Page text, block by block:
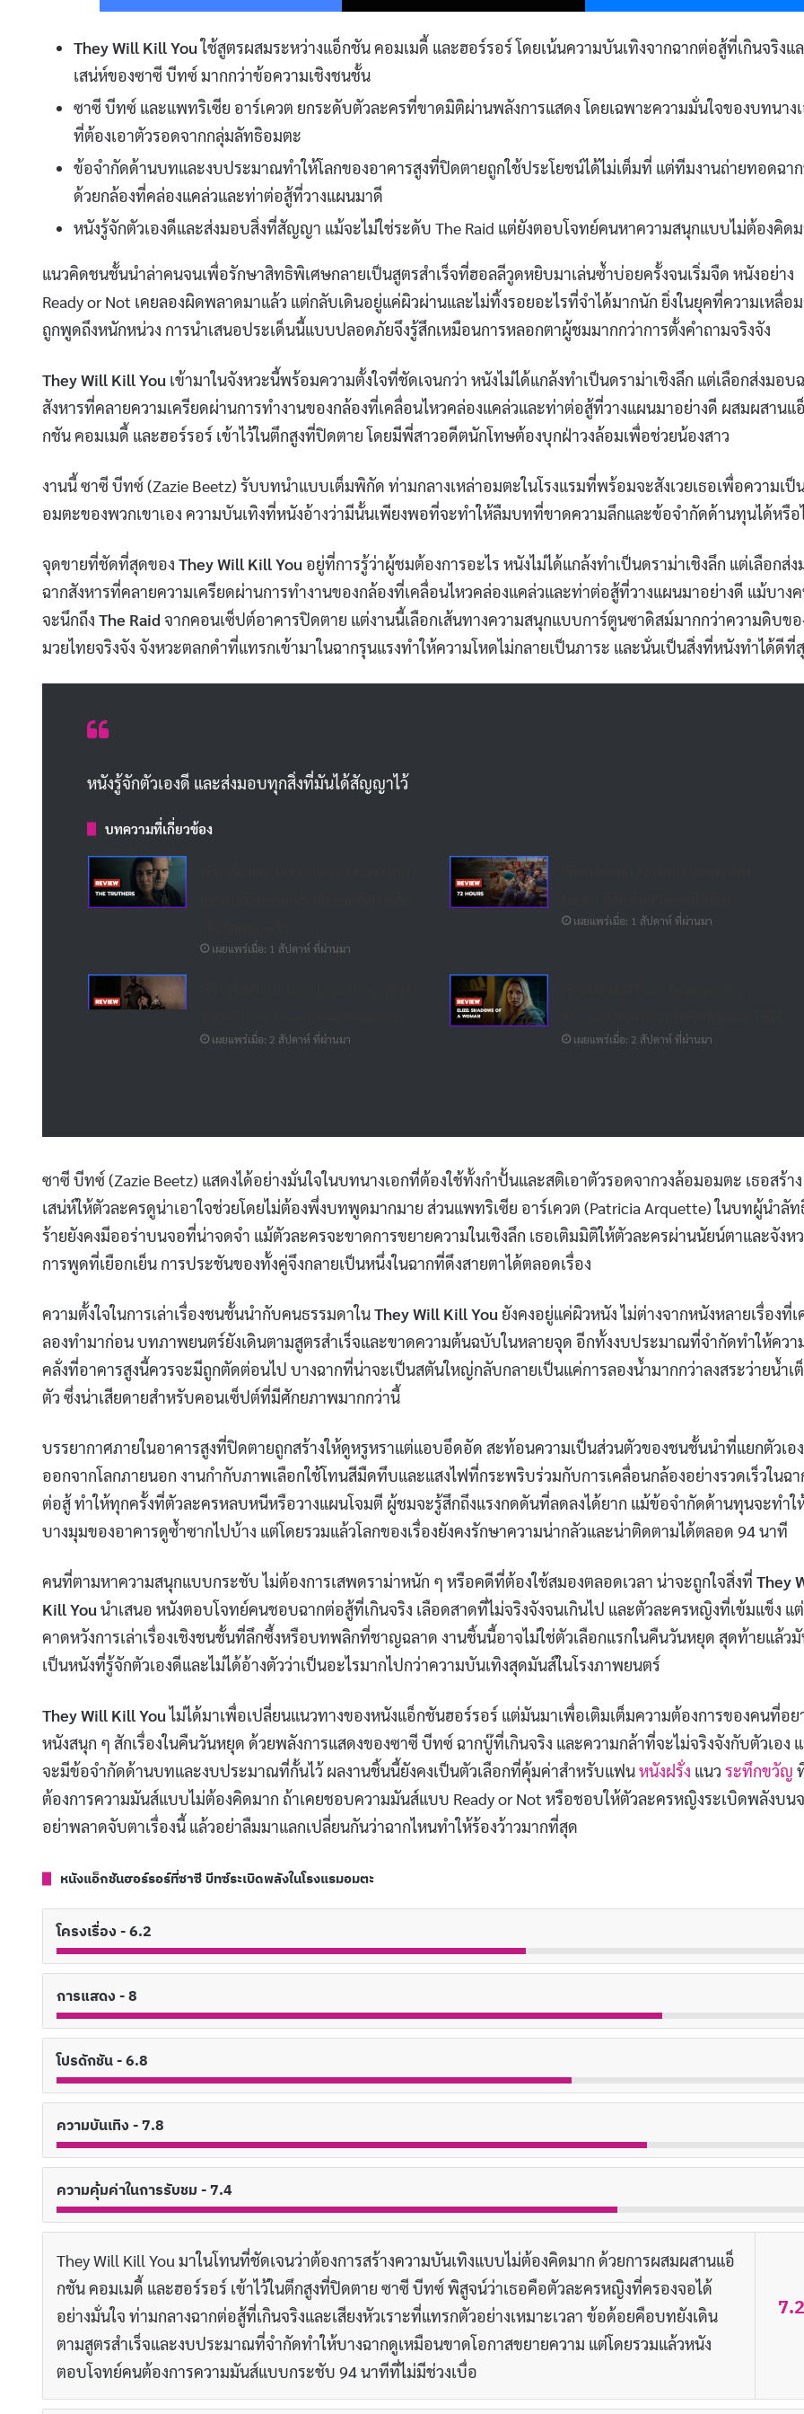
They Will Kill Youใช้สูตรผสมระหว่างแอ็กชัน คอมเมดี้ และฮอร์รอร์ โดยเน้นความบันเทิงจากฉากต่อสู้ที่เกินจริงแ
เสน่ห์ของซาซี บีทซ์ มากกว่าข้อความเชิงชนชั้น
ซาซี บีทซ์ และแพทริเซีย อาร์เควต ยกระดับตัวละครที่ขาดมิติผ่านพลังการแสดง โดยเฉพาะความมั่นใจของบทนาง
ที่ต้องเอาตัวรอดจากกลุ่มลัทธิอมตะ
ข้อจำกัดด้านบทและงบประมาณทำให้โลกของอาคารสูงที่ปิดตายถูกใช้ประโยชน์ได้ไม่เต็มที่ แต่ทีมงานถ่ายทอดฉา
ด้วยกล้องที่คล่องแคล่วและท่าต่อสู้ที่วางแผนมาดี
หนังรู้จักตัวเองดีและส่งมอบสิ่งที่สัญญา แม้จะไม่ใช่ระดับ The Raid แต่ยังตอบโจทย์คนหาความสนุกแบบไม่ต้องคิด
แนวคิดชนชั้นนำล่าคนจนเพื่อรักษาสิทธิพิเศษกลายเป็นสูตรสำเร็จที่ฮอลลีวูดหยิบมาเล่นซ้ำบ่อยครั้งจนเริ่มจืด หนังอย่าง
Ready or Not เคยลองผิดพลาดมาแล้ว แต่กลับเดินอยู่แค่ผิวผ่านและไม่ทิ้งรอยอะไรที่จำได้มากนัก ยิ่งในยุคที่ความเหลื่อ
ถูกพูดถึงหนักหน่วง การนำเสนอประเด็นนี้แบบปลอดภัยจึงรู้สึกเหมือนการหลอกตาผู้ชมมากกว่าการตั้งคำถามจริงจัง
They Will Kill You เข้ามาในจังหวะนี้พร้อมความตั้งใจที่ชัดเจนกว่า หนังไม่ได้แกล้งทำเป็นดราม่าเชิงลึก แต่เลือกส่งมอบ
สังหารที่คลายความเครียดผ่านการทำงานของกล้องที่เคลื่อนไหวคล่องแคล่วและท่าต่อสู้ที่วางแผนมาอย่างดี ผสมผสานแอ็
กชัน คอมเมดี้ และฮอร์รอร์ เข้าไว้ในตึกสูงที่ปิดตาย โดยมีพี่สาวอดีตนักโทษต้องบุกฝ่าวงล้อมเพื่อช่วยน้องสาว
งานนี้ ซาซี บีทซ์ (Zazie Beetz) รับบทนำแบบเต็มพิกัด ท่ามกลางเหล่าอมตะในโรงแรมที่พร้อมจะสังเวยเธอเพื่อความเป็
อมตะของพวกเขาเอง ความบันเทิงที่หนังอ้างว่ามีนั้นเพียงพอที่จะทำให้ลืมบทที่ขาดความลึกและข้อจำกัดด้านทุนได้หรือ
จุดขายที่ชัดที่สุดของ They Will Kill You อยู่ที่การรู้ว่าผู้ชมต้องการอะไร หนังไม่ได้แกล้งทำเป็นดราม่าเชิงลึก แต่เลือกส่
ฉากสังหารที่คลายความเครียดผ่านการทำงานของกล้องที่เคลื่อนไหวคล่องแคล่วและท่าต่อสู้ที่วางแผนมาอย่างดี แม้บาง
จะนึกถึง The Raid จากคอนเซ็ปต์อาคารปิดตาย แต่งานนี้เลือกเส้นทางความสนุกแบบการ์ตูนซาดิสม์มากกว่าความดิบขอ
มวยไทยจริงจัง จังหวะตลกดำที่แทรกเข้ามาในฉากรุนแรงทำให้ความโหดไม่กลายเป็นภาระ และนั่นเป็นสิ่งที่หนังทำได้ดีที่
หนังรู้จักตัวเองดี และส่งมอบทุกสิ่งที่มันได้สัญญาไว้
บทความที่เกี่ยวข้อง
เผยแพร่เมื่อ: 1 สัปดาห์ ที่ผ่านมา
เผยแพร่เมื่อ: 1 สัปดาห์ ที่ผ่านมา
เผยแพร่เมื่อ: 2 สัปดาห์ ที่ผ่านมา เผยแพร่เมื่อ: 2 สัปดาห์ ที่ผ่านมา
ซาซี บีทซ์ (Zazie Beetz) แสดงได้อย่างมั่นใจในบทนางเอกที่ต้องใช้ทั้งกำปั้นและสติเอาตัวรอดจากวงล้อมอมตะ เธอสร้าง
เสน่ห์ให้ตัวละครดูน่าเอาใจช่วยโดยไม่ต้องพึ่งบทพูดมากมาย ส่วนแพทริเซีย อาร์เควต (Patricia Arquette) ในบทผู้นำลัท
ร้ายยังคงมีออร่าบนจอที่น่าจดจำ แม้ตัวละครจะขาดการขยายความในเชิงลึก เธอเติมมิติให้ตัวละครผ่านนัยน์ตาและจังห
การพูดที่เยือกเย็น การประชันของทั้งคู่จึงกลายเป็นหนึ่งในฉากที่ดึงสายตาได้ตลอดเรื่อง
ความตั้งใจในการเล่าเรื่องชนชั้นนำกับคนธรรมดาในThey Will Kill You ยังคงอยู่แค่ผิวหนัง ไม่ต่างจากหนังหลายเรื่องที่เ
ลองทำมาก่อน บทภาพยนตร์ยังเดินตามสูตรสำเร็จและขาดความต้นฉบับในหลายจุด อีกทั้งงบประมาณที่จำกัดทำให้ควา
คลั่งที่อาคารสูงนี้ควรจะมีถูกตัดต่อนไป บางฉากที่น่าจะเป็นสตันใหญ่กลับกลายเป็นแค่การลองน้ำมากกว่าลงสระว่ายน้ำเ
ตัว ซึ่งน่าเสียดายสำหรับคอนเซ็ปต์ที่มีศักยภาพมากกว่านี้
บรรยากาศภายในอาคารสูงที่ปิดตายถูกสร้างให้ดูหรูหราแต่แอบอึดอัด สะท้อนความเป็นส่วนตัวของชนชั้นนำที่แยกตัวเอง
ออกจากโลกภายนอก งานกำกับภาพเลือกใช้โทนสีมืดทึบและแสงไฟที่กระพริบร่วมกับการเคลื่อนกล้องอย่างรวดเร็วในฉา
ต่อสู้ ทำให้ทุกครั้งที่ตัวละครหลบหนีหรือวางแผนโจมตี ผู้ชมจะรู้สึกถึงแรงกดดันที่ลดลงได้ยาก แม้ข้อจำกัดด้านทุนจะทำใ
บางมุมของอาคารดูซ้ำซากไปบ้าง แต่โดยรวมแล้วโลกของเรื่องยังคงรักษาความน่ากลัวและน่าติดตามได้ตลอด 94 นาที
คนที่ตามหาความสนุกแบบกระชับ ไม่ต้องการเสพดราม่าหนัก ๆ หรือคดีที่ต้องใช้สมองตลอดเวลา น่าจะถูกใจสิ่งที่ They
Kill You นำเสนอ หนังตอบโจทย์คนชอบฉากต่อสู้ที่เกินจริง เลือดสาดที่ไม่จริงจังจนเกินไป และตัวละครหญิงที่เข้มแข็ง แ
คาดหวังการเล่าเรื่องเชิงชนชั้นที่ลึกซึ้งหรือบทพลิกที่ชาญฉลาด งานชิ้นนี้อาจไม่ใช่ตัวเลือกแรกในคืนวันหยุด สุดท้ายแล้ว
เป็นหนังที่รู้จักตัวเองดีและไม่ได้อ้างตัวว่าเป็นอะไรมากไปกว่าความบันเทิงสุดมันส์ในโรงภาพยนตร์
They Will Kill Youไม่ได้มาเพื่อเปลี่ยนแนวทางของหนังแอ็กชันฮอร์รอร์ แต่มันมาเพื่อเติมเต็มความต้องการของคนที่อย
หนังสนุก ๆ สักเรื่องในคืนวันหยุด ด้วยพลังการแสดงของซาซี บีทซ์ ฉากบู๊ที่เกินจริง และความกล้าที่จะไม่จริงจังกับตัวเอง
จะมีข้อจำกัดด้านบทและงบประมาณที่กั้นไว้ ผลงานชิ้นนี้ยังคงเป็นตัวเลือกที่คุ้มค่าสำหรับแฟนหนังฝรั่ง แนว ระทึกขวัญ
ต้องการความมันส์แบบไม่ต้องคิดมาก ถ้าเคยชอบความมันส์แบบ Ready or Not หรือชอบให้ตัวละครหญิงระเบิดพลังบน
อย่าพลาดจับตาเรื่องนี้ แล้วอย่าลืมมาแลกเปลี่ยนกันว่าฉากไหนทำให้ร้องว้าวมากที่สุด
หนังแอ็กชันฮอร์รอร์ที่ซาซี บีทซ์ระเบิดพลังในโรงแรมอมตะ
โครงเรื่อง - 6.2
การแสดง - 8
โปรดักชัน - 6.8
ความบันเทิง - 7.8
ความคุ้มค่าในการรับชม - 7.4
7.2
They Will Kill You มาในโทนที่ชัดเจนว่าต้องการสร้างความบันเทิงแบบไม่ต้องคิดมาก ด้วยการผสมผสานแอ็
กชัน คอมเมดี้ และฮอร์รอร์ เข้าไว้ในตึกสูงที่ปิดตาย ซาซี บีทซ์ พิสูจน์ว่าเธอคือตัวละครหญิงที่ครองจอได้
อย่างมั่นใจ ท่ามกลางฉากต่อสู้ที่เกินจริงและเสียงหัวเราะที่แทรกตัวอย่างเหมาะเวลา ข้อด้อยคือบทยังเดิน
ตามสูตรสำเร็จและงบประมาณที่จำกัดทำให้บางฉากดูเหมือนขาดโอกาสขยายความ แต่โดยรวมแล้วหนัง
ตอบโจทย์คนต้องการความมันส์แบบกระชับ 94 นาทีที่ไม่มีช่วงเบื่อ